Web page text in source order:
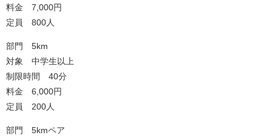
料金 7,000円
定員 800人
部門 5km
対象 中学生以上
制限時間 40分
料金 6,000円
定員 200人
部門 5kmペア